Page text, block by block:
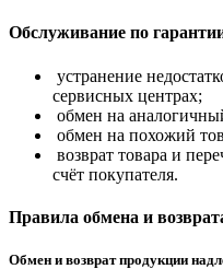
Обслуживание по
устранение
сервисных центрах;
обмен на
обмен на похожий
возврат товара и
счёт покупателя.
Правила обмена и
Обмен и возврат продукции